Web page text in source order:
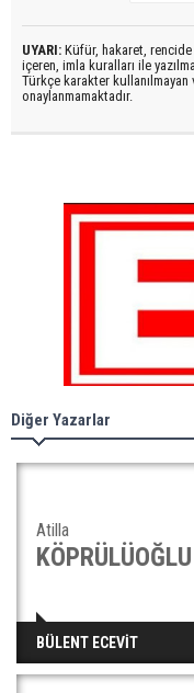
UYARI: Küfür, hakaret, rencide
içeren, imla kuralları ile
Türkçe karakter kullanılmayan
onaylanmamaktadır.
Diğer Yazarlar
Atilla
KÖPRÜLÜOĞLU
BÜLENT ECEVİT